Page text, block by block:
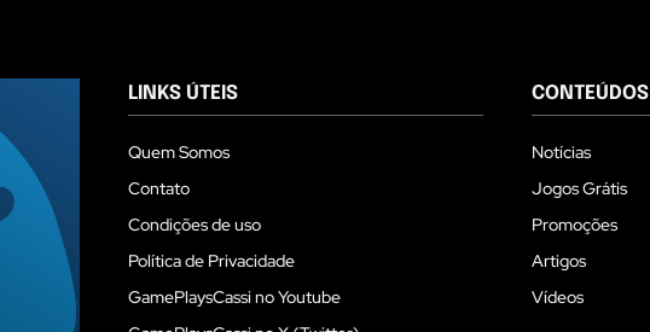
LINKS ÚTEIS
Quem Somos
Contato
Condições de uso
Política de Privacidade
GamePlaysCassi no Youtube
CONTEÚDOS
Notícias
Jogos Grátis
Promoções
Artigos
Vídeos